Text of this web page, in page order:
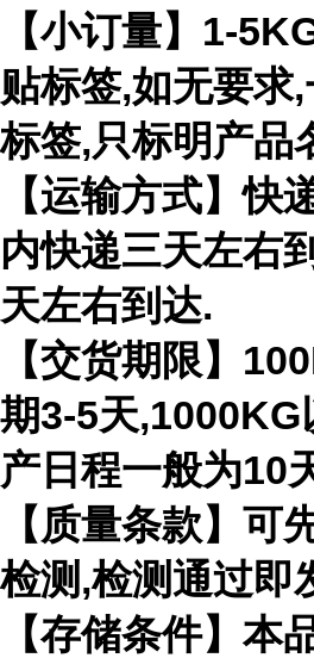
【小订量】1-
贴标签,如无要求
标签,只标明产品
【运输方式】快
内快递三天左右
天左右到达.
【交货期限】
期3-5天,1000KG
产日程一般为10
【质量条款】可
检测,检测通过即
【存储条件】本